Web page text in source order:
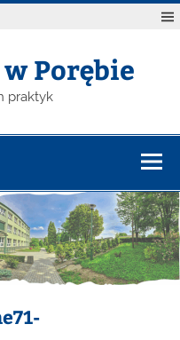
w Porębie
praktyk